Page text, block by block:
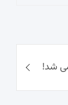
شد!